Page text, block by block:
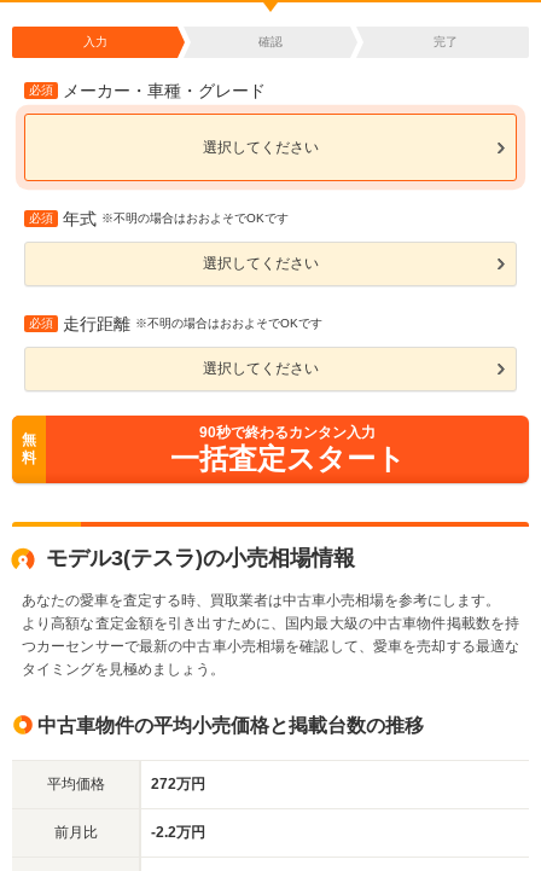
入力 確認 完了
必須 メーカー・車種・グレード
選択してください
必須 年式 ※不明の場合はおおよそでOKです
選択してください
必須 走行距離 ※不明の場合はおおよそでOKです
選択してください
無
料
90秒で終わるカンタン入力
一括査定スタート
モデル3(テスラ)の小売相場情報
あなたの愛車を査定する時、買取業者は中古車小売相場を参考にします。
より高額な査定金額を引き出すために、国内最大級の中古車物件掲載数を持
つカーセンサーで最新の中古車小売相場を確認して、愛車を売却する最適な
タイミングを見極めましょう。
中古車物件の平均小売価格と掲載台数の推移
平均価格 272万円
前月比 -2.2万円